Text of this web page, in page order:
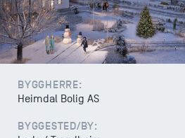
Varsling
BYGGHERRE:
Heimdal Bolig AS
BYGGESTED/BY: